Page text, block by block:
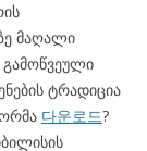
მაღალი
გამოწვეული
ტრადიცია
다운로드?